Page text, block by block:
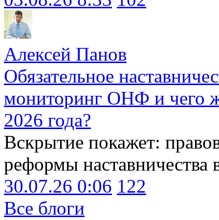
Алексей Панов
Обязательное
мониторинг ОНФ и чего
2026 года?
Вскрытие покажет:
реформы наставничества
30.07.26 0:06 122
Все блоги